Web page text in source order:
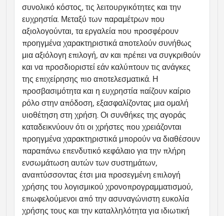
συνολικό κόστος, τις λειτουργικότητες και την
ευχρηστία. Μεταξύ των παραμέτρων που
αξιολογούνται, τα εργαλεία που προσφέρουν
προηγμένα χαρακτηριστικά αποτελούν συνήθως
μια αξιόλογη επιλογή, αν και πρέπει να συγκριθούν
και να προσδιοριστεί εάν καλύπτουν τις ανάγκες
της επιχείρησης πιο αποτελεσματικά. Η
προσβασιμότητα και η ευχρηστία παίζουν καίριο
ρόλο στην απόδοση, εξασφαλίζοντας μια ομαλή
υιοθέτηση στη χρήση. Οι συνθήκες της αγοράς
καταδεικνύουν ότι οι χρήστες που χρειάζονται
προηγμένα χαρακτηριστικά μπορούν να διαθέσουν
παραπάνω επενδυτικό κεφάλαιο για την πλήρη
ενσωμάτωση αυτών των συστημάτων,
αναπτύσσοντας έτσι μια προσεγμένη επιλογή
χρήσης του λογισμικού χρονοπρογραμματισμού,
επωφελούμενοι από την ασυναγώνιστη ευκολία
χρήσης τους και την καταλληλότητα για ιδιωτική